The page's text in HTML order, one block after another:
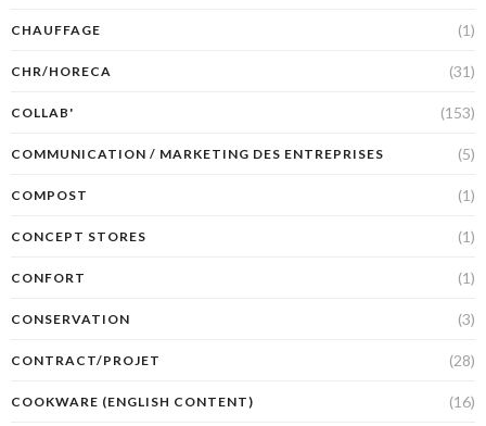
CHAUFFAGE (1)
CHR/HORECA (31)
COLLAB' (153)
COMMUNICATION / MARKETING DES ENTREPRISES (5)
COMPOST (1)
CONCEPT STORES (1)
CONFORT (1)
CONSERVATION (3)
CONTRACT/PROJET (28)
COOKWARE (ENGLISH CONTENT) (16)